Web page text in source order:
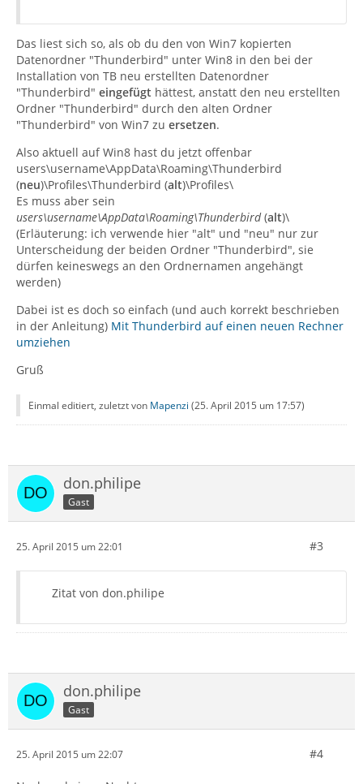
Das liest sich so, als ob du den von Win7 kopierten
Datenordner "Thunderbird" unter Win8 in den bei der
Installation von TB neu erstellten Datenordner
"Thunderbird" eingefügt hättest, anstatt den neu erstellten
Ordner "Thunderbird" durch den alten Ordner
"Thunderbird" von Win7 zu ersetzen.
Also aktuell auf Win8 hast du jetzt offenbar
users\username\AppData\Roaming\Thunderbird
(neu)\Profiles\Thunderbird (alt)\Profiles\
Es muss aber sein
users\username\AppData\Roaming\Thunderbird(alt)\
(Erläuterung: ich verwende hier "alt" und "neu" nur zur
Unterscheidung der beiden Ordner "Thunderbird", sie
dürfen keineswegs an den Ordnernamen angehängt
werden)
Dabei ist es doch so einfach (und auch korrekt beschrieben
in der Anleitung) Mit Thunderbird auf einen neuen Rechner
umziehen
Gruß
Einmal editiert, zuletzt von Mapenzi (25. April 2015 um 17:57)
don.philipe
Gast
25. April 2015 um 22:01 #3
Zitat von don.philipe
don.philipe
Gast
25. April 2015 um 22:07 #4